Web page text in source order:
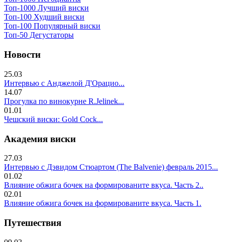
Топ-1000 Лучший виски
Топ-100 Худший виски
Топ-100 Популярный виски
Топ-50 Дегустаторы
Новости
25.03
Интервью с Анджелой Д'Орацио...
14.07
Прогулка по винокурне R.Jelinek...
01.01
Чешский виски: Gold Cock...
Академия виски
27.03
Интервью с Дэвидом Стюартом (The Balvenie) февраль 2015...
01.02
Влияние обжига бочек на формированите вкуса. Часть 2..
02.01
Влияние обжига бочек на формированите вкуса. Часть 1.
Путешествия